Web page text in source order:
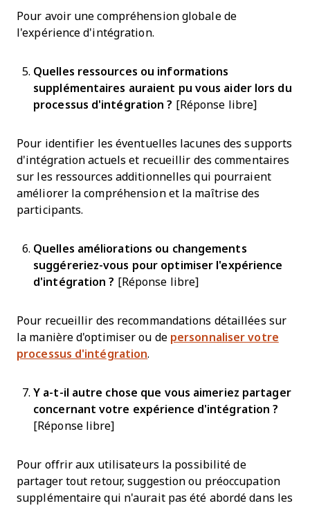
Pour avoir une compréhension globale de
l'expérience d'intégration.
Quelles ressources ou informations
supplémentaires auraient pu vous aider lors du
processus d'intégration ? [Réponse libre]
Pour identifier les éventuelles lacunes des supports
d'intégration actuels et recueillir des commentaires
sur les ressources additionnelles qui pourraient
améliorer la compréhension et la maîtrise des
participants.
Quelles améliorations ou changements
suggéreriez-vous pour optimiser l'expérience
d'intégration ? [Réponse libre]
Pour recueillir des recommandations détaillées sur
la manière d'optimiser ou de personnaliser votre
processus d'intégration.
Y a-t-il autre chose que vous aimeriez partager
concernant votre expérience d'intégration ?
[Réponse libre]
Pour offrir aux utilisateurs la possibilité de
partager tout retour, suggestion ou préoccupation
supplémentaire qui n'aurait pas été abordé dans les